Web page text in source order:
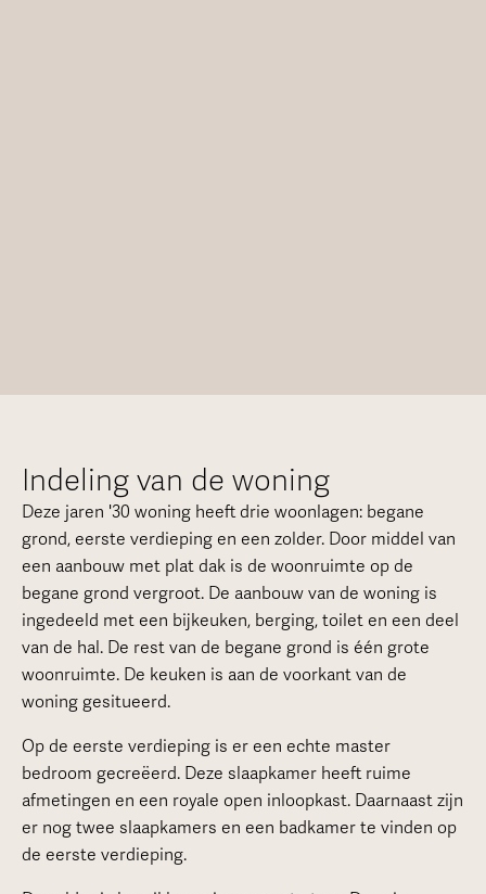
Indeling van de woning
Deze jaren '30 woning heeft drie woonlagen: begane
grond, eerste verdieping en een zolder. Door middel van
een aanbouw met plat dak is de woonruimte op de
begane grond vergroot. De aanbouw van de woning is
ingedeeld met een bijkeuken, berging, toilet en een deel
van de hal. De rest van de begane grond is één grote
woonruimte. De keuken is aan de voorkant van de
woning gesitueerd.
Op de eerste verdieping is er een echte master
bedroom gecreëerd. Deze slaapkamer heeft ruime
afmetingen en een royale open inloopkast. Daarnaast zijn
er nog twee slaapkamers en een badkamer te vinden op
de eerste verdieping.